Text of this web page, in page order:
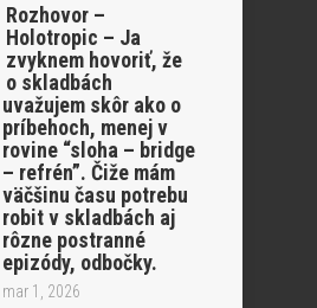
Rozhovor –
Holotropic – Ja
zvyknem hovoriť, že
o skladbách
uvažujem skôr ako o
príbehoch, menej v
rovine “sloha – bridge
– refrén”. Čiže mám
väčšinu času potrebu
robit v skladbách aj
rôzne postranné
epizódy, odbočky.
mar 1, 2026